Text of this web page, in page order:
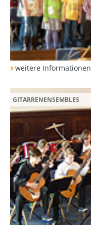
weitere Informationen
GITARRENENSEMBLES